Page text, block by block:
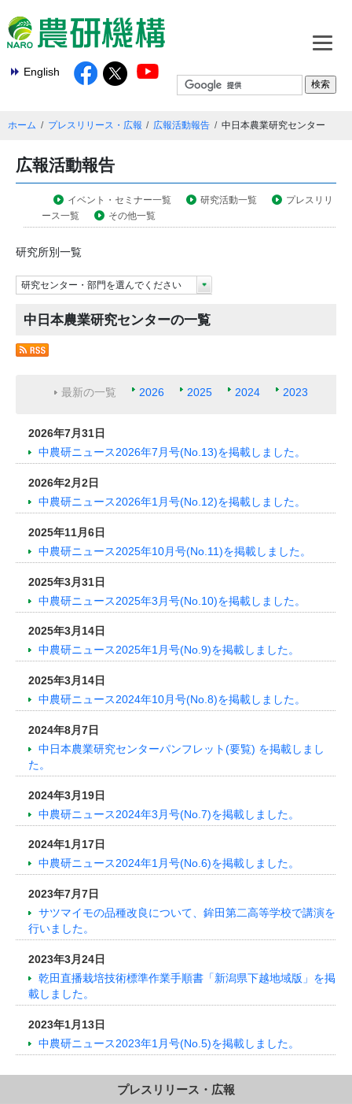
English
ホーム プレスリリース・広報 広報活動報告 中日本農業研究センター
広報活動報告
イベント・セミナー一覧 研究活動一覧
プレスリリ
ース一覧
その他一覧
研究所別一覧
研究センター・部門を選んでください
中日本農業研究センターの一覧
最新の一覧 2026 2025 2024 2023
2026年7月31日
中農研ニュース2026年7月号(No.13)を掲載しました。
2026年2月2日
中農研ニュース2026年1月号(No.12)を掲載しました。
2025年11月6日
中農研ニュース2025年10月号(No.11)を掲載しました。
2025年3月31日
中農研ニュース2025年3月号(No.10)を掲載しました。
2025年3月14日
中農研ニュース2025年1月号(No.9)を掲載しました。
2025年3月14日
中農研ニュース2024年10月号(No.8)を掲載しました。
2024年8月7日
中日本農業研究センターパンフレット(要覧) を掲載しまし
た。
2024年3月19日
中農研ニュース2024年3月号(No.7)を掲載しました。
2024年1月17日
中農研ニュース2024年1月号(No.6)を掲載しました。
2023年7月7日
サツマイモの品種改良について、鉾田第二高等学校で講演を
行いました。
2023年3月24日
乾田直播栽培技術標準作業手順書「新潟県下越地域版」を掲
載しました。
2023年1月13日
中農研ニュース2023年1月号(No.5)を掲載しました。
プレスリリース・広報